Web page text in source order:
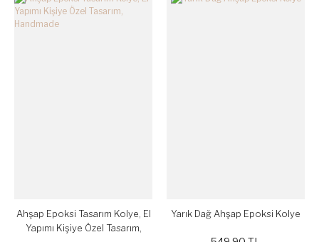
Ahşap Epoksi Tasarım Kolye, El
Yapımı Kişiye Özel Tasarım,
Yarık Dağ Ahşap Epoksi Kolye